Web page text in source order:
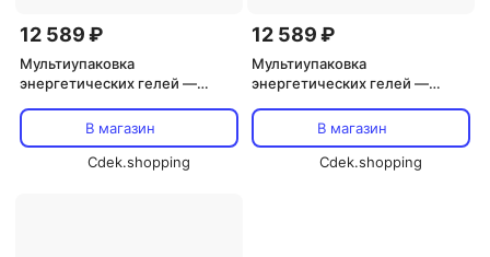
12 589 ₽
Мультиупаковка
энергетических гелей —
В магазин
Cdek.shopping
12 589 ₽
Мультиупаковка
энергетических гелей —
В магазин
Cdek.shopping